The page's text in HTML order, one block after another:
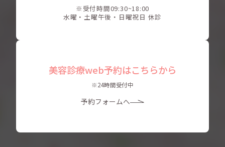
※受付時間09:30~18:00
水曜・土曜午後・日曜祝日 休診
美容診療web予約はこちらから
※24時間受付中
予約フォームへ